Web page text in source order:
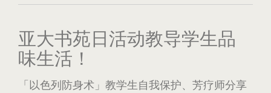
亚大书苑日活动教导学生品
味生活！
「以色列防身术」教学生自我保护、芳疗师分享